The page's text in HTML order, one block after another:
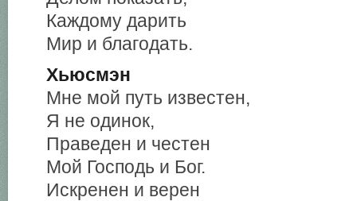
Каждому дарить
Мир и благодать.
Хьюсмэн
Мне мой путь известен,
Я не одинок,
Праведен и честен
Мой Господь и Бог.
Искренен и верен